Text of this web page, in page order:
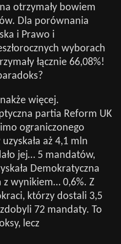
otrzymały bowiem
Dla porównania
i Prawo i
wyborach
łącznie 66,08%!
więcej.
partia Reform UK
ograniczonego
aż 4,1 mln
jej… 5 mandatów,
Demokratyczna
z wynikiem… 0,6%. Z
którzy dostali 3,5
72 mandaty. To
lecz